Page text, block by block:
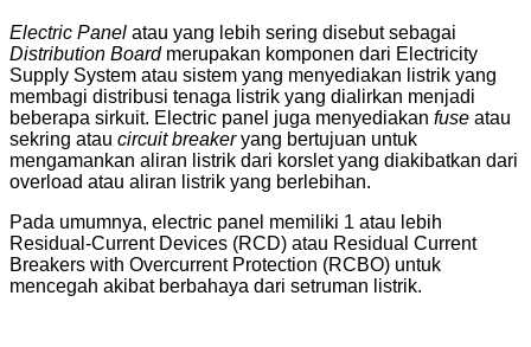
Electric Panel atau yang lebih sering disebut sebagai
Distribution Boardmerupakan komponen dari Electricity
Supply System atau sistem yang menyediakan listrik yang
membagi distribusi tenaga listrik yang dialirkan menjadi
beberapa sirkuit. Electric panel juga menyediakan fuse atau
sekring atau circuit breakeryang bertujuan untuk
mengamankan aliran listrik dari korslet yang diakibatkan dari
overload atau aliran listrik yang berlebihan.
Pada umumnya, electric panel memiliki 1 atau lebih
Residual-Current Devices (RCD) atau Residual Current
Breakers with Overcurrent Protection (RCBO) untuk
mencegah akibat berbahaya dari setruman listrik.